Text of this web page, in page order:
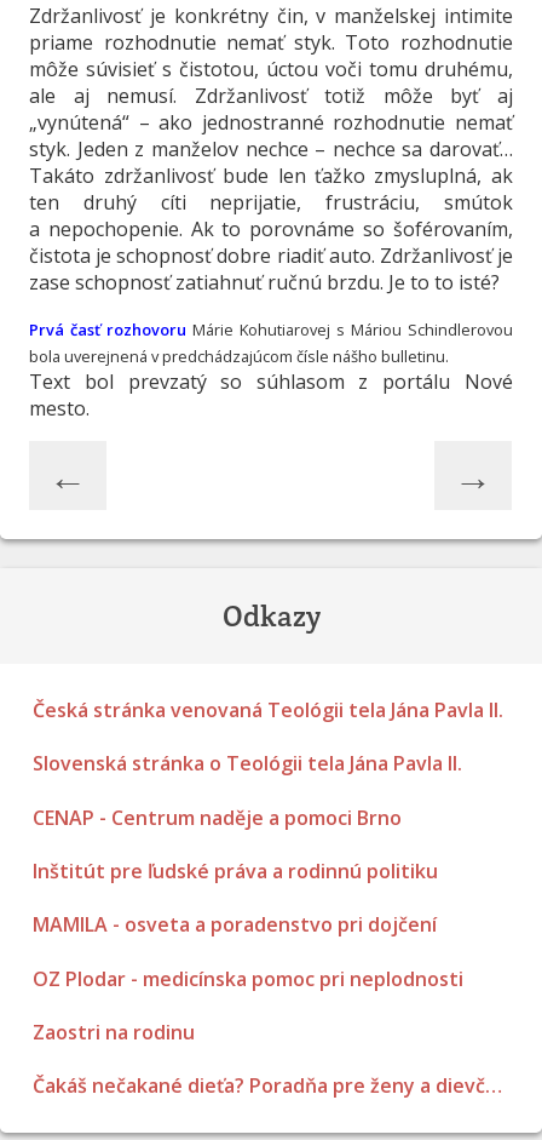
Zdržanlivosť je konkrétny čin, v manželskej intimite
priame rozhodnutie nemať styk. Toto rozhodnutie
môže súvisieť s čistotou, úctou voči tomu druhému,
ale aj nemusí. Zdržanlivosť totiž môže byť aj
„vynútená“ – ako jednostranné rozhodnutie nemať
styk. Jeden z manželov nechce – nechce sa darovať…
Takáto zdržanlivosť bude len ťažko zmysluplná, ak
ten druhý cíti neprijatie, frustráciu, smútok
a nepochopenie. Ak to porovnáme so šoférovaním,
čistota je schopnosť dobre riadiť auto. Zdržanlivosť je
zase schopnosť zatiahnuť ručnú brzdu. Je to to isté?
Prvá časť rozhovoru Márie Kohutiarovej s Máriou Schindlerovou
bola uverejnená v predchádzajúcom čísle nášho bulletinu.
Text bol prevzatý so súhlasom z portálu Nové
mesto.
← →
Odkazy
Česká stránka venovaná Teológii tela Jána Pavla II.
Slovenská stránka o Teológii tela Jána Pavla II.
CENAP - Centrum naděje a pomoci Brno
Inštitút pre ľudské práva a rodinnú politiku
MAMILA - osveta a poradenstvo pri dojčení
OZ Plodar - medicínska pomoc pri neplodnosti
Zaostri na rodinu
Čakáš nečakané dieťa? Poradňa pre ženy a dievčatá